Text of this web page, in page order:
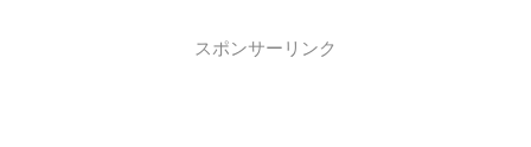
スポンサーリンク